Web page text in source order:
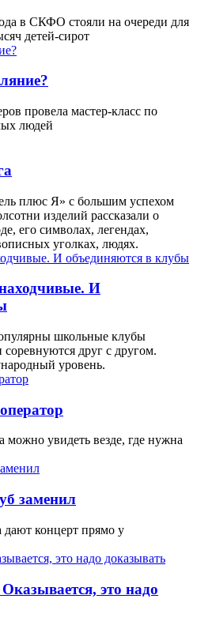
в СКФО стояли на очереди для
детей-сирот
провела мастер-класс по
людей
плюс Я» с большим успехом
изделий рассказали о
его символах, легендах,
уголках, людях.
И
школьные клубы
друг с другом.
уровень.
можно увидеть везде, где нужна
заменил
дают концерт прямо у
это надо